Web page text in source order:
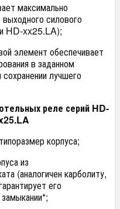
максимально
силового
HD-xx25.LA);
элемент обеспечивает
в заданном
сохранении лучшего
реле серий HD-
корпуса;
из
(аналогичен карболиту,
его